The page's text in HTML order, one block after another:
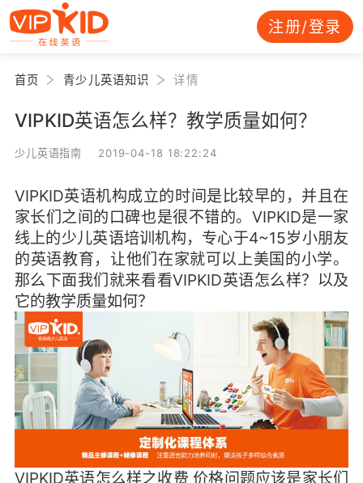
注册/登录
首页 青少儿英语知识 详情
VIPKID英语怎么样？教学质量如何？
少儿英语指南 2019-04-18 18:22:24
VIPKID英语机构成立的时间是比较早的，并且在
家长们之间的口碑也是很不错的。VIPKID是一家
线上的少儿英语培训机构，专心于4~15岁小朋友
的英语教育，让他们在家就可以上美国的小学。
那么下面我们就来看看VIPKID英语怎么样？以及
它的教学质量如何？
VIPKID英语怎么样之收费 价格问题应该是家长们